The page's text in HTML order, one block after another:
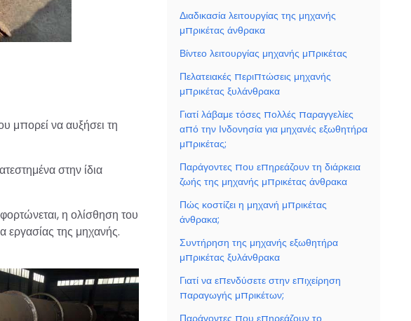
μπορεί να αυξήσει τη
στην ίδια
η ολίσθηση του
εργασίας της μηχανής.
Διαδικασία λειτουργίας της μηχανής
μπρικέτας άνθρακα
Βίντεο λειτουργίας μηχανής μπρικέτας
Πελατειακές περιπτώσεις μηχανής
μπρικέτας ξυλάνθρακα
Γιατί λάβαμε τόσες πολλές παραγγελίες
από την Ινδονησία για μηχανές εξωθητήρα
μπρικέτας;
Παράγοντες που επηρεάζουν τη διάρκεια
ζωής της μηχανής μπρικέτας άνθρακα
Πώς κοστίζει η μηχανή μπρικέτας
άνθρακα;
Συντήρηση της μηχανής εξωθητήρα
μπρικέτας ξυλάνθρακα
Γιατί να επενδύσετε στην επιχείρηση
παραγωγής μπρικέτων;
Παράγοντες που επηρεάζουν το